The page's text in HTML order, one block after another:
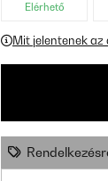
Elérhető
Mit jelentenek